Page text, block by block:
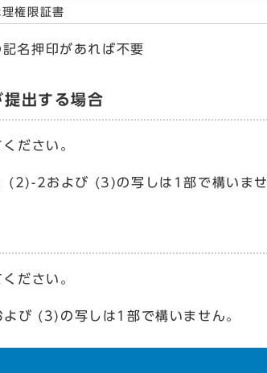
権限証書
押印があれば不要
出する場合
ください。
(2)-2および (3)の写しは1部で構いま
ください。
び (3)の写しは1部で構いません。